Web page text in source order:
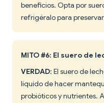
beneficios. Opta por
refrigéralo para
MITO #6: El suero de
VERDAD: El suero de
líquido de hacer
probióticos y nutrientes.